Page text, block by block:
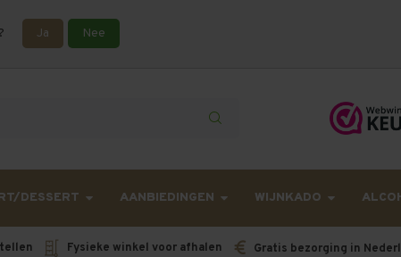
Ja Nee
langer onderweg zijn dan gebruikelijk - Bestellingen van het
DESSERT AANBIEDINGEN WIJNKADO
Fysieke winkel voor afhalen Gratis bezorging in